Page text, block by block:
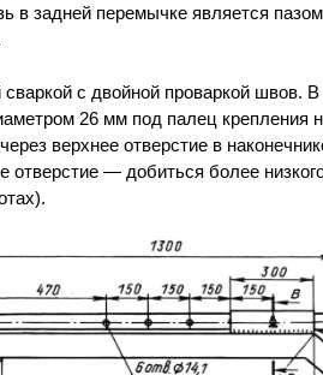
в задней перемычке является
с двойной проваркой швов.
26 мм под палец крепления
верхнее отверстие в
отверстие — добиться более